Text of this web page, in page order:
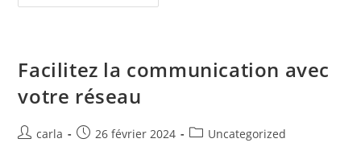
Facilitez la communication avec
votre réseau
carla 26 février 2024 Uncategorized